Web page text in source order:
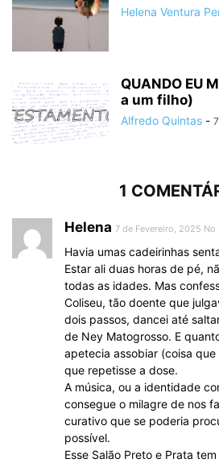
Helena Ventura
QUANDO EU
a um filho)
Alfredo Quintas -
1
Helena 7 de Fevereiro, 2025 No
Havia umas cadeirinhas
Estar ali duas horas de pé,
todas as idades. Mas
Coliseu, tão doente que
dois passos, dancei até
de Ney Matogrosso. E
apetecia assobiar (coisa
que repetisse a dose.
A música, ou a identidade
consegue o milagre de nos
curativo que se poderia
possível.
Esse Salão Preto e Prata